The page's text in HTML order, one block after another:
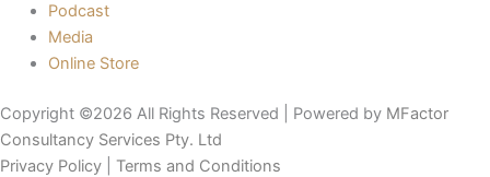
Podcast
Media
Online Store
Copyright ©2026 All Rights Reserved | Powered by MFactor
Consultancy Services Pty. Ltd
Privacy Policy
Terms and Conditions